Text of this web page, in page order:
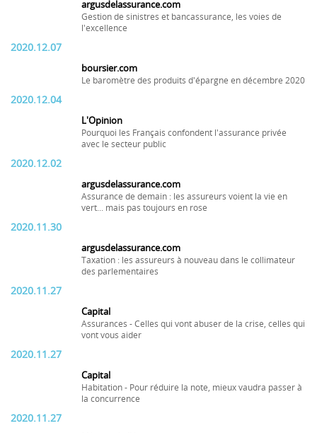
argusdelassurance.com
Gestion de sinistres et bancassurance, les voies de
l'excellence
2020.12.07
boursier.com
Le baromètre des produits d'épargne en décembre 2020
2020.12.04
L'Opinion
Pourquoi les Français confondent l'assurance privée
avec le secteur public
2020.12.02
argusdelassurance.com
Assurance de demain : les assureurs voient la vie en
vert... mais pas toujours en rose
2020.11.30
argusdelassurance.com
Taxation : les assureurs à nouveau dans le collimateur
des parlementaires
2020.11.27
Capital
Assurances - Celles qui vont abuser de la crise, celles qui
vont vous aider
2020.11.27
Capital
Habitation - Pour réduire la note, mieux vaudra passer à
la concurrence
2020.11.27